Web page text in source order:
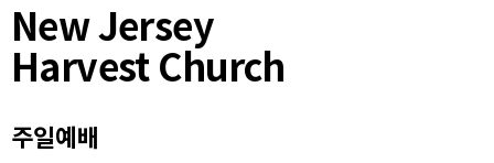
New Jersey
Harvest Church
주일예배